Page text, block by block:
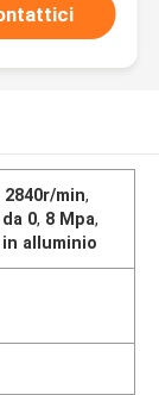
min,
0, 8 Mpa,
alluminio